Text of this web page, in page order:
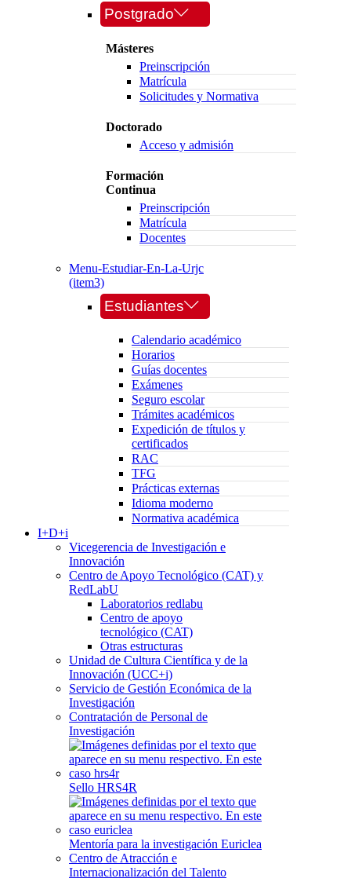
Postgrado
Másteres
Preinscripción
Matrícula
Solicitudes y Normativa
Doctorado
Acceso y admisión
Formación
Continua
Preinscripción
Matrícula
Docentes
Menu-Estudiar-En-La-Urjc
(item3)
Estudiantes
Calendario académico
Horarios
Guías docentes
Exámenes
Seguro escolar
Trámites académicos
Expedición de títulos y
certificados
RAC
TFG
Prácticas externas
Idioma moderno
Normativa académica
I+D+i
Vicegerencia de Investigación e
Innovación
Centro de Apoyo Tecnológico (CAT) y
RedLabU
Laboratorios redlabu
Centro de apoyo
tecnológico (CAT)
Otras estructuras
Unidad de Cultura Científica y de la
Innovación (UCC+i)
Servicio de Gestión Económica de la
Investigación
Contratación de Personal de
Investigación
Sello HRS4R
Mentoría para la investigación Euriclea
Centro de Atracción e
Internacionalización del Talento